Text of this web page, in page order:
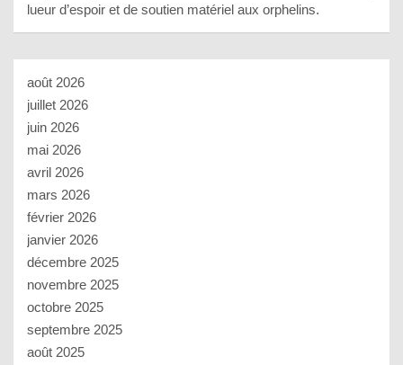
lueur d’espoir et de soutien matériel aux orphelins.
août 2026
juillet 2026
juin 2026
mai 2026
avril 2026
mars 2026
février 2026
janvier 2026
décembre 2025
novembre 2025
octobre 2025
septembre 2025
août 2025